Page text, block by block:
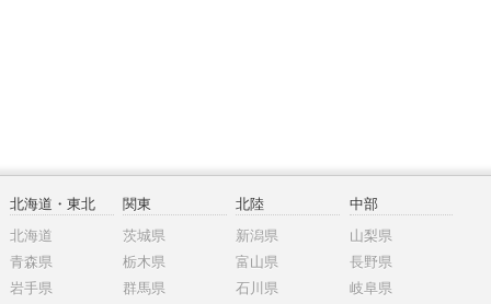
北海道・東北
北海道
青森県
岩手県
関東
茨城県
栃木県
群馬県
北陸
新潟県
富山県
石川県
中部
山梨県
長野県
岐阜県